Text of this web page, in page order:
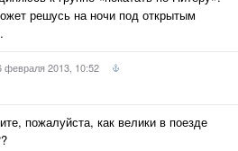
решусь на ночи под открытым
февраля 2013, 10:52
пожалуйста, как велики в поезде